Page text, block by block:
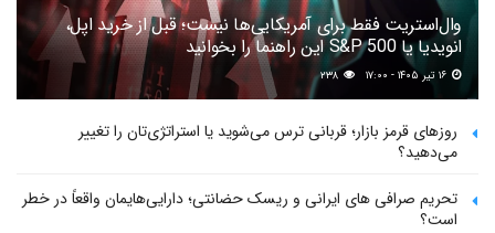
وال‌استریت فقط برای آمریکایی‌ها نیست؛ قبل از خرید اپل،
انویدیا یا S&P 500 این راهنما را بخوانید
۲۳۸
روزهای قرمز بازار؛ قربانی ترس می‌شوید یا استراتژی‌تان را تغییر
می‌دهید؟
تحریم صرافی های ایرانی و ریسک حضانتی؛ دارایی‌هایمان واقعاً در خطر
است؟